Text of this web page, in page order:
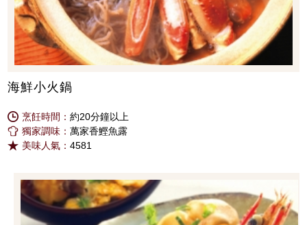
海鮮小火鍋
烹飪時間：約20分鐘以上
獨家調味：萬家香鰹魚露
美味人氣：4581